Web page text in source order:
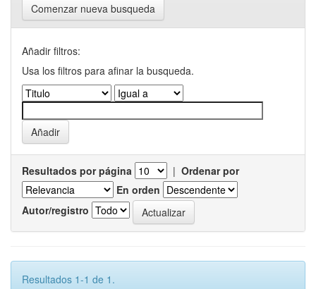
Comenzar nueva busqueda
Añadir filtros:
Usa los filtros para afinar la busqueda.
Resultados por página | Ordenar por
En orden
Autor/registro
Resultados 1-1 de 1.